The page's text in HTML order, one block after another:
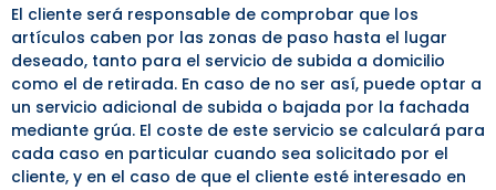
El cliente será responsable de comprobar que los
artículos caben por las zonas de paso hasta el lugar
deseado, tanto para el servicio de subida a domicilio
como el de retirada. En caso de no ser así, puede optar a
un servicio adicional de subida o bajada por la fachada
mediante grúa. El coste de este servicio se calculará para
cada caso en particular cuando sea solicitado por el
cliente, y en el caso de que el cliente esté interesado en